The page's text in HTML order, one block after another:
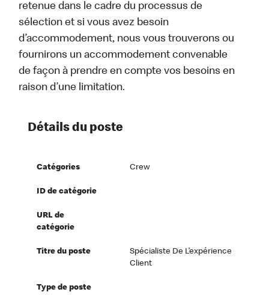
retenue dans le cadre du processus de
sélection et si vous avez besoin
d’accommodement, nous vous trouverons ou
fournirons un accommodement convenable
de façon à prendre en compte vos besoins en
raison d’une limitation.
Détails du poste
Catégories Crew
ID de catégorie
URL de
catégorie
Titre du poste
Spécialiste De L’expérience
Client
Type de poste